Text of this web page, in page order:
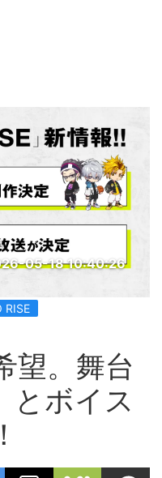
05-18 10:40:26
RISE
望。舞台
とボイス